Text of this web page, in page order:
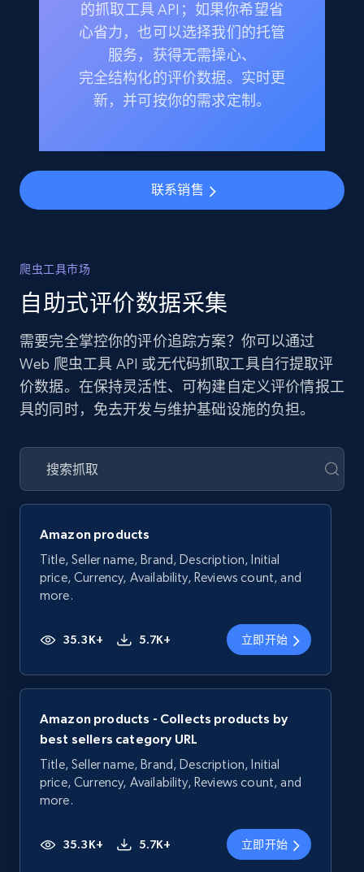
的抓取工具 API；如果你希望省
心省力，也可以选择我们的托管
服务，获得无需操心、
完全结构化的评价数据。实时更
新，并可按你的需求定制。
联系销售
爬虫工具市场
自助式评价数据采集
需要完全掌控你的评价追踪方案？你可以通过
Web 爬虫工具 API 或无代码抓取工具自行提取评
价数据。在保持灵活性、可构建自定义评价情报工
具的同时，免去开发与维护基础设施的负担。
Amazon products
Title, Seller name, Brand, Description, Initial
price, Currency, Availability, Reviews count, and
more.
35.3K+ 5.7K+ 立即开始
Amazon products - Collects products by
best sellers category URL
Title, Seller name, Brand, Description, Initial
price, Currency, Availability, Reviews count, and
more.
35.3K+ 5.7K+ 立即开始